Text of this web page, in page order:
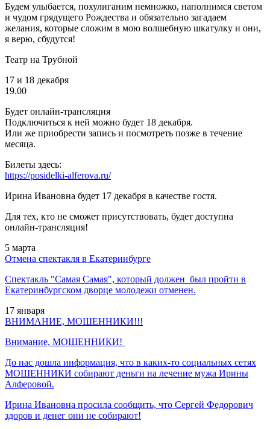
Будем улыбается, похулиганим немножко, наполнимся светом
и чудом грядущего Рождества и обязательно загадаем
желания, которые сложим в мою волшебную шкатулку и они,
я верю, сбудутся!
Театр на Трубной
17 и 18 декабря
19.00
Будет онлайн-трансляция
Подключиться к ней можно будет 18 декабря.
Или же приобрести запись и посмотреть позже в течение
месяца.
Билеты здесь:
https://posidelki-alferova.ru/
Ирина Ивановна будет 17 декабря в качестве гостя.
Для тех, кто не сможет присутствовать, будет доступна
онлайн-трансляция!
5 марта
Отмена спектакля в Екатеринбурге
Спектакль "Самая Самая", который должен был пройти в
Екатеринбургском дворце молодежи отменен.
17 января
ВНИМАНИЕ, МОШЕННИКИ!!!
Внимание, МОШЕННИКИ!
До нас дошла информация, что в каких-то социальных сетях
МОШЕННИКИ собирают деньги на лечение мужа Ирины
Алферовой.
Ирина Ивановна просила сообщить, что Сергей Федорович
здоров и денег они не собирают!